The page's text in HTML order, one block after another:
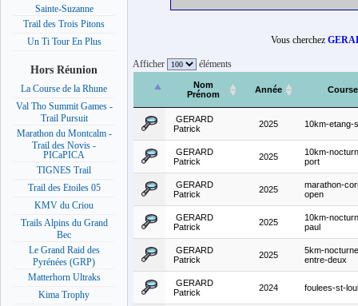
Sainte-Suzanne
Trail des Trois Pitons
Un Ti Tour En Plus
Hors Réunion
La Course de la Rhune
Val Tho Summit Games -
Trail Pursuit
Marathon du Montcalm -
Trail des Novis -
PICaPICA
TIGNES Trail
Trail des Etoiles 05
KMV du Criou
Trails Alpins du Grand
Bec
Le Grand Raid des
Pyrénées (GRP)
Matterhorn Ultraks
Kima Trophy
Vous cherchez
Afficher éléments
Nom
Prénom
Année Course
GERARD
Patrick
2025 10km-etang-
GERARD
Patrick
2025
10km-
port
GERARD
Patrick
2025
marathon-
open
GERARD
Patrick
2025
10km-
paul
GERARD
Patrick
2025
5km-
entre-deux
GERARD
Patrick
2024 foulees-st-